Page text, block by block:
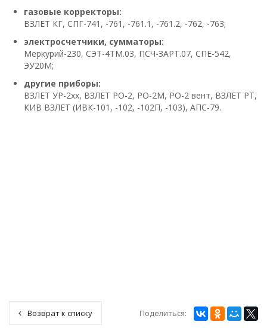
газовые корректоры:
ВЗЛЕТ КГ, СПГ-741, -761, -761.1, -761.2, -762, -763;
электросчетчики, сумматоры:
Меркурий-230, СЭТ-4ТМ.03, ПСЧ-ЗАРТ.07, СПЕ-542,
ЭУ20М;
другие приборы:
ВЗЛЕТ УР-2хх, ВЗЛЕТ РО-2, РО-2М, РО-2 вент, ВЗЛЕТ РТ,
КИВ ВЗЛЕТ (ИВК-101, -102, -102П, -103), АПС-79.
Возврат к списку Поделиться: